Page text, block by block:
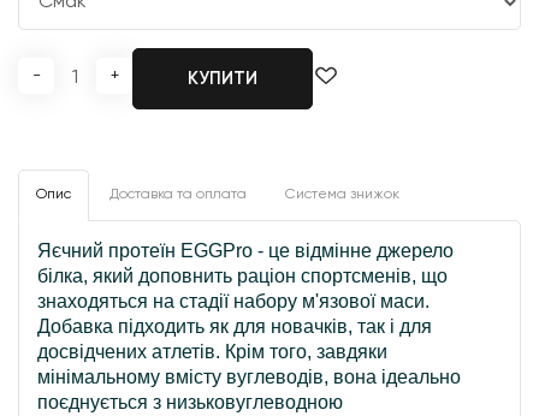
- + КУПИТИ
Опис Доставка та оплата Система знижок
Яєчний протеїн EGGPro - це відмінне джерело
білка, який доповнить раціон спортсменів, що
знаходяться на стадії набору м'язової маси.
Добавка підходить як для новачків, так і для
досвідчених атлетів. Крім того, завдяки
мінімальному вмісту вуглеводів, вона ідеально
поєднується з низьковуглеводною